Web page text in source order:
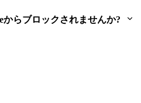
からブロックされませんか?